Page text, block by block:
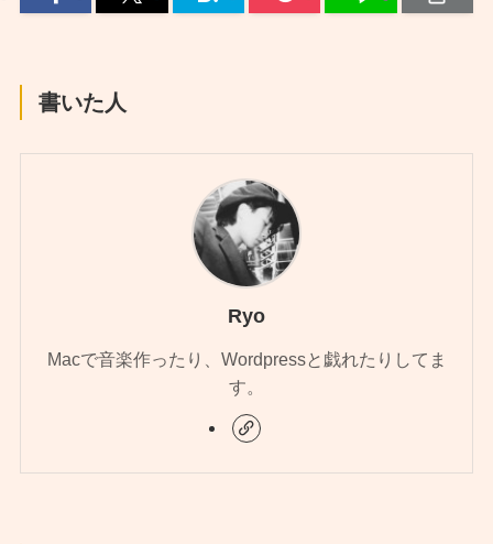
書いた人
Ryo
Macで音楽作ったり、Wordpressと戯れたりしてま
す。